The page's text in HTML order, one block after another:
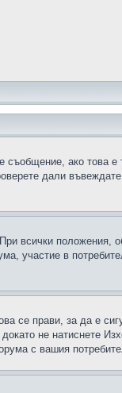
ако това
дали
всички положения,
участие в
се прави, за да е
не натиснете
с вашия